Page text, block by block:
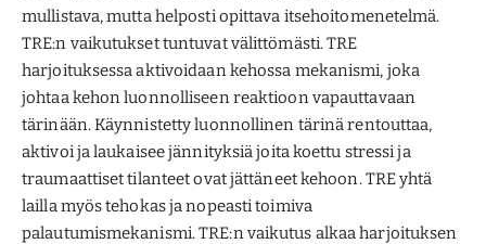
mullistava, mutta helposti opittava itsehoitomenetelmä.
TRE:n vaikutukset tuntuvat välittömästi. TRE
harjoituksessa aktivoidaan kehossa mekanismi, joka
johtaa kehon luonnolliseen reaktioon vapauttavaan
tärinään. Käynnistetty luonnollinen tärinä rentouttaa,
aktivoi ja laukaisee jännityksiä joita koettu stressi ja
traumaattiset tilanteet ovat jättäneet kehoon. TRE yhtä
lailla myös tehokas ja nopeasti toimiva
palautumismekanismi. TRE:n vaikutus alkaa harjoituksen